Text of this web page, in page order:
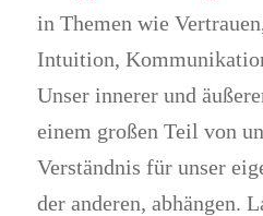
in Themen wie
Intuition,
Unser innerer und
einem großen Teil von
Verständnis für unser
der anderen, abhängen.